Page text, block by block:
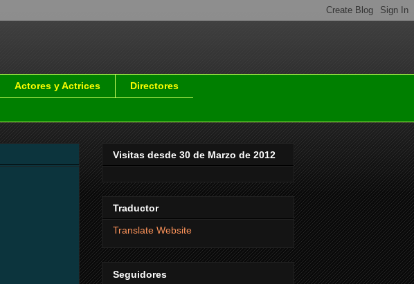
Actores y Actrices Directores
Visitas desde 30 de Marzo de 2012
Traductor
Translate Website
Seguidores